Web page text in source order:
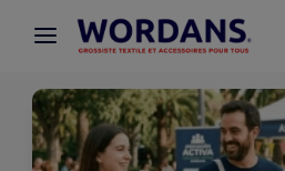
× Appli Wordans
Meilleurs prix sur l’app !